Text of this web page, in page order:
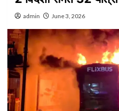
admin June 3, 2026